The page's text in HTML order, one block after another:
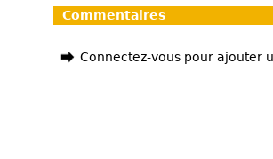
Commentaires
Connectez-vous pour ajouter